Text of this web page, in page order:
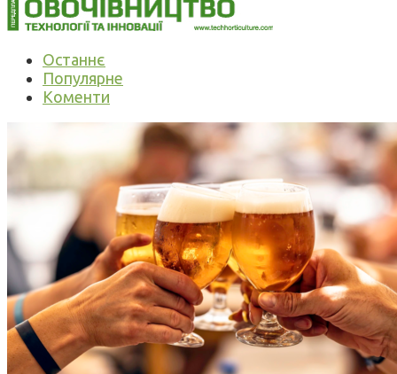
Останнє
Популярне
Коменти